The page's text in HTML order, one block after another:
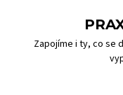
Zapojíme i ty, co se